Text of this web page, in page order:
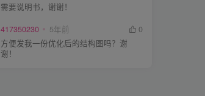
汽车维修过程中产生的静电灾难【“龙岗8.9火情”致4人死亡】
需要说明书，谢谢！
417350230 5年前
0
方便发我一份优化后的结构图吗？谢
谢！